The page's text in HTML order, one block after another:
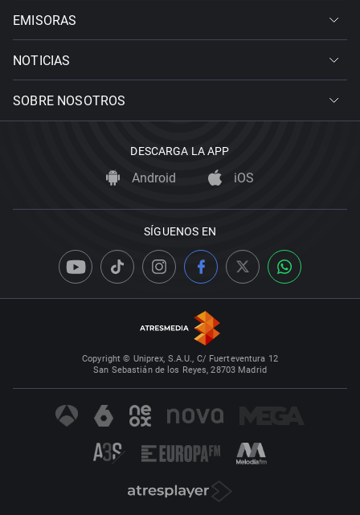
EMISORAS
NOTICIAS
SOBRE NOSOTROS
DESCARGA LA APP
Android iOS
SÍGUENOS EN
Copyright © Uniprex, S.A.U., C/ Fuerteventura 12
San Sebastián de los Reyes, 28703 Madrid